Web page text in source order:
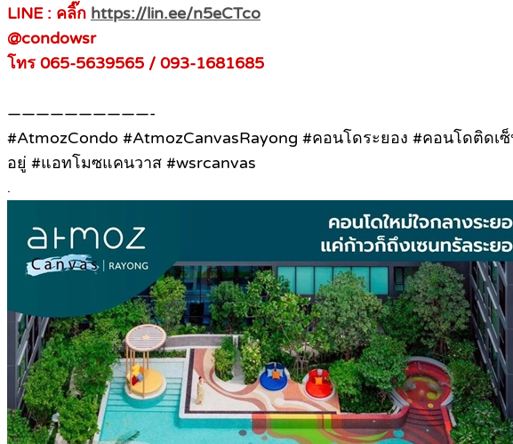
LINE : คลิ๊ก https://lin.ee/n5eCTco
@condowsr
โทร 065-5639565 / 093-1681685
——————————-
#AtmozCondo #AtmozCanvasRayong #คอนโดระยอง #คอนโดติด
อยู่ #แอทโมซแคนวาส #wsrcanvas
.